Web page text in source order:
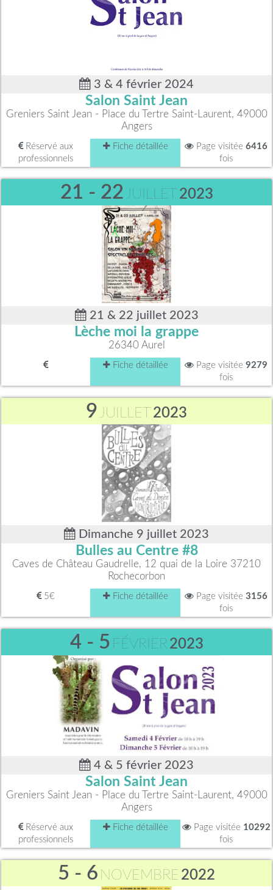
3 & 4 février 2024
Salon Saint Jean
Greniers Saint Jean - Place du Tertre Saint-Laurent, 49000
Angers
Réservé aux
professionnels
Fiche détaillée Page visitée 6416
fois
21 - 22 JUILLET 2023
21 & 22 juillet 2023
Lèche moi la grappe
26340 Aurel
Fiche détaillée Page visitée 9279
fois
9JUILLET 2023
Dimanche 9 juillet 2023
Bulles au Centre #8
Caves de Château Gaudrelle, 12 quai de la Loire 37210
Rochecorbon
5€ Fiche détaillée Page visitée 3156
fois
4 - 5 FÉVRIER2023
4 & 5 février 2023
Salon Saint Jean
Greniers Saint Jean - Place du Tertre Saint-Laurent, 49000
Angers
Réservé aux
professionnels
Fiche détaillée Page visitée 10292
fois
5 - 6 NOVEMBRE 2022